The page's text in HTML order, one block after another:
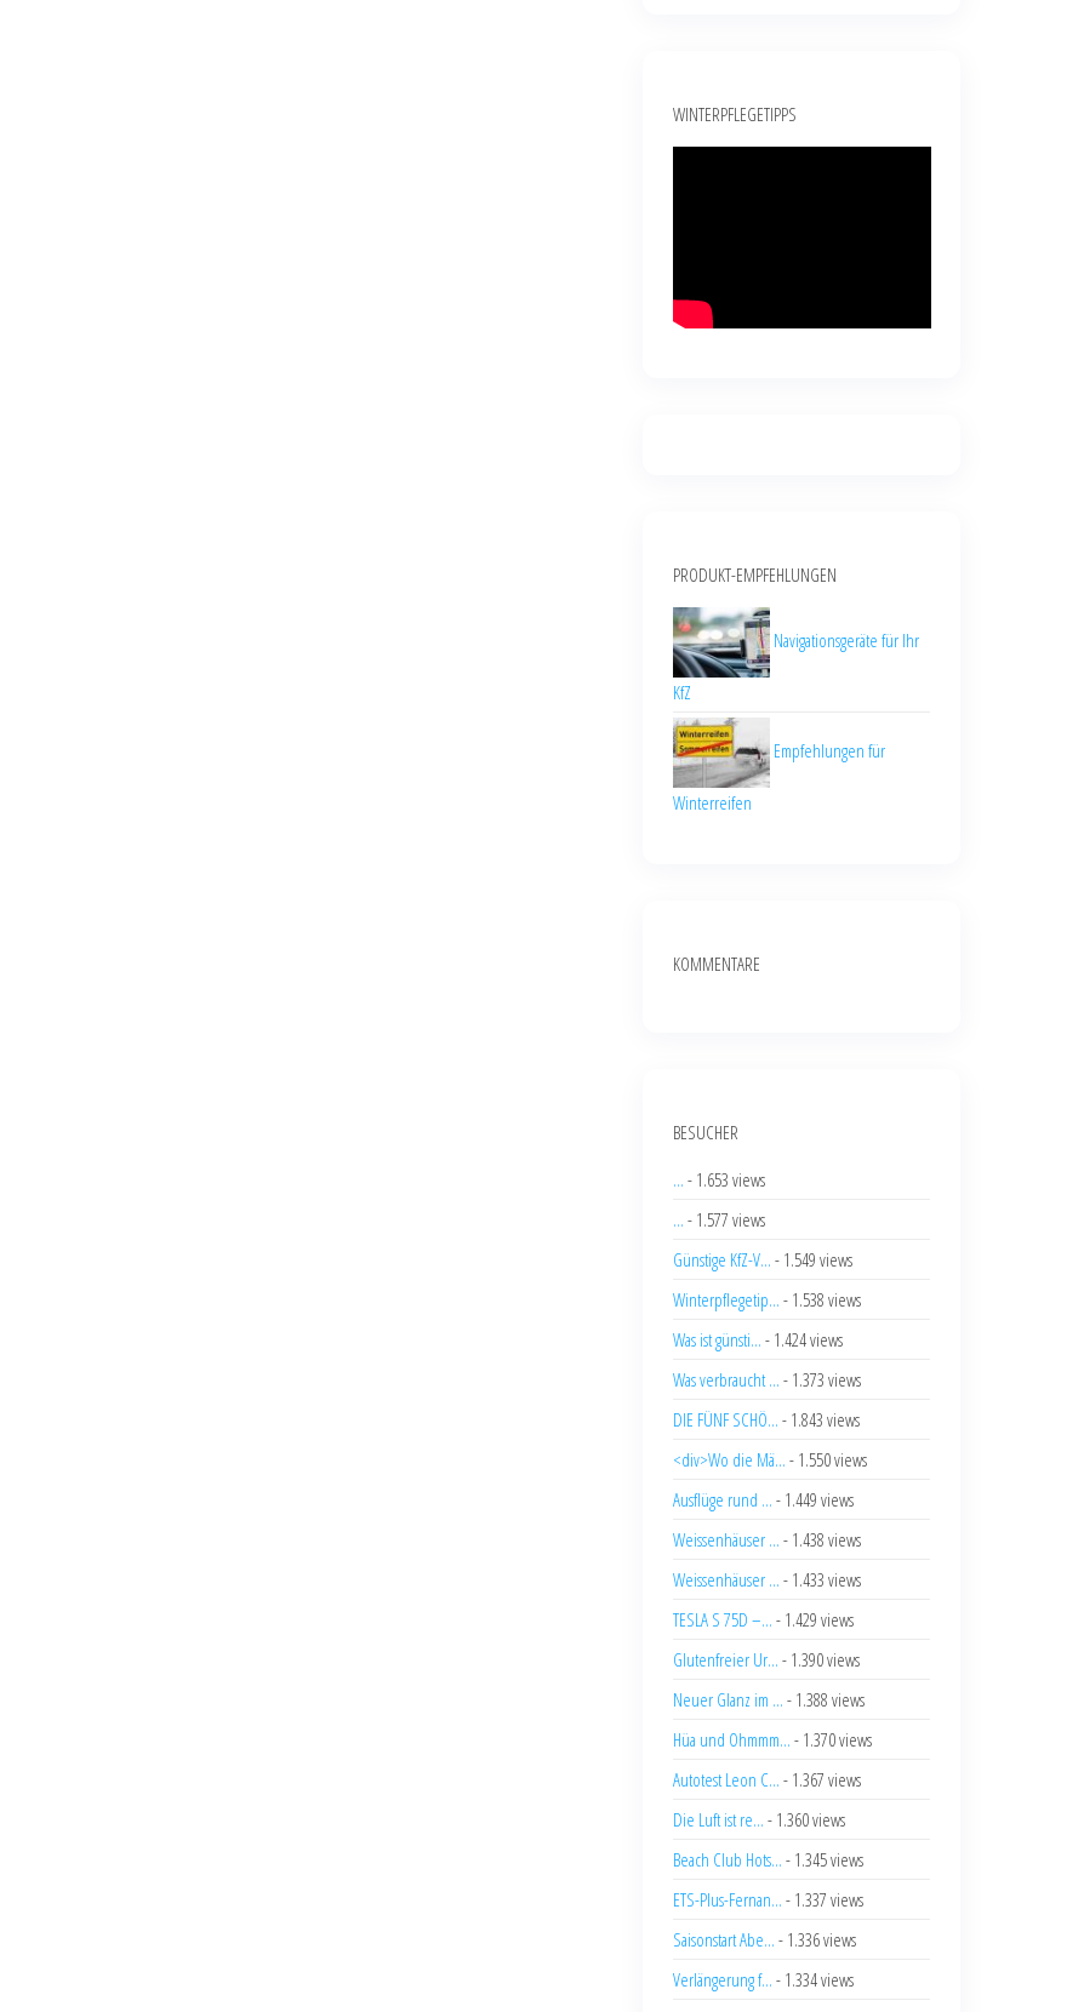
WINTERPFLEGETIPPS
PRODUKT-EMPFEHLUNGEN
Navigationsgeräte für Ihr
KfZ
Empfehlungen für
Winterreifen
KOMMENTARE
BESUCHER
... - 1.653 views
... - 1.577 views
Günstige KfZ-V... - 1.549 views
Winterpflegetip... - 1.538 views
Was ist günsti... - 1.424 views
Was verbraucht ... - 1.373 views
DIE FÜNF SCHÖ... - 1.843 views
<div>Wo die Mä... - 1.550 views
Ausflüge rund ... - 1.449 views
Weissenhäuser ... - 1.438 views
Weissenhäuser ... - 1.433 views
TESLA S 75D –... - 1.429 views
Glutenfreier Ur... - 1.390 views
Neuer Glanz im ... - 1.388 views
Hüa und Ohmmm... - 1.370 views
Autotest Leon C... - 1.367 views
Die Luft ist re... - 1.360 views
Beach Club Hots... - 1.345 views
ETS-Plus-Fernan... - 1.337 views
Saisonstart Abe... - 1.336 views
Verlängerung f... - 1.334 views